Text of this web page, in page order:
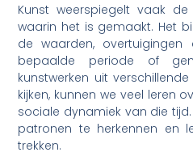
Kunst weerspiegelt vaak
waarin het is gemaakt. Het
de waarden,
bepaalde periode of
kunstwerken uit
kijken, kunnen we veel leren
sociale dynamiek van die
patronen te herkennen en
trekken.